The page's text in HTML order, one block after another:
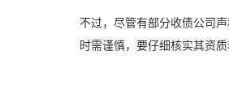
不过，尽管有部分收债公司
时需谨慎，要仔细核实其资